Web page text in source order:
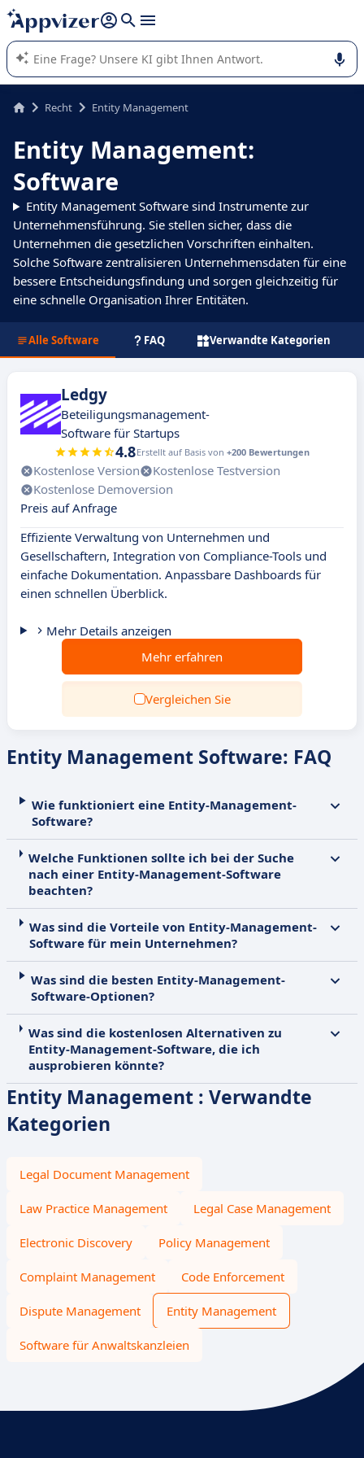
beantworten (mehrere Zeilen mit
Die KI von Appvizer führt Sie bei der Nutzung oder Auswahl
von SaaS-Software in Unternehmen.
Recht Entity Management
Entity Management:
Software
Entity Management Software sind Instrumente zur
Unternehmensführung. Sie stellen sicher, dass die
Unternehmen die gesetzlichen Vorschriften einhalten.
Solche Software zentralisieren Unternehmensdaten für eine
bessere Entscheidungsfindung und sorgen gleichzeitig für
eine schnelle Organisation Ihrer Entitäten.
Alle Software FAQ Verwandte Kategorien
Ledgy
Beteiligungsmanagement-
Software für Startups
4.8Erstellt auf Basis von +200 Bewertungen
Kostenlose Version
Kostenlose Testversion
Kostenlose Demoversion
Preis auf Anfrage
Effiziente Verwaltung von Unternehmen und
Gesellschaftern, Integration von Compliance-Tools und
einfache Dokumentation. Anpassbare Dashboards für
einen schnellen Überblick.
Mehr Details anzeigen
Mehr erfahren
Vergleichen Sie
Entity Management Software: FAQ
Wie funktioniert eine Entity-Management-
Software?
Welche Funktionen sollte ich bei der Suche
nach einer Entity-Management-Software
beachten?
Was sind die Vorteile von Entity-Management-
Software für mein Unternehmen?
Was sind die besten Entity-Management-
Software-Optionen?
Was sind die kostenlosen Alternativen zu
Entity-Management-Software, die ich
ausprobieren könnte?
Entity Management : Verwandte
Kategorien
Legal Document Management
Law Practice Management Legal Case Management
Electronic Discovery Policy Management
Complaint Management Code Enforcement
Dispute Management Entity Management
Software für Anwaltskanzleien